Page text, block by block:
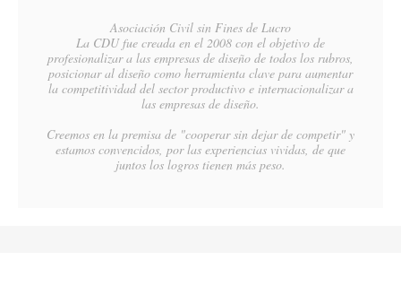
Asociación Civil sin Fines de Lucro
La CDU fue creada en el 2008 con el objetivo de
profesionalizar a las empresas de diseño de todos los rubros,
posicionar al diseño como herramienta clave para aumentar
la competitividad del sector productivo e internacionalizar a
las empresas de diseño.
Creemos en la premisa de "cooperar sin dejar de competir" y
estamos convencidos, por las experiencias vividas, de que
juntos los logros tienen más peso.